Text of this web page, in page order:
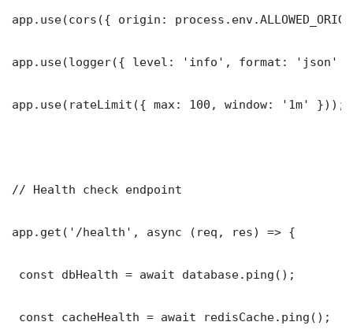
app.use(cors({ origin:
app.use(logger({ level: 'info', format: 'json'
app.use(rateLimit({ max: 100, window: '1m' }));
// Health check endpoint
app.get('/health', async (req, res) => {
const dbHealth = await database.ping();
const cacheHealth = await redisCache.ping();